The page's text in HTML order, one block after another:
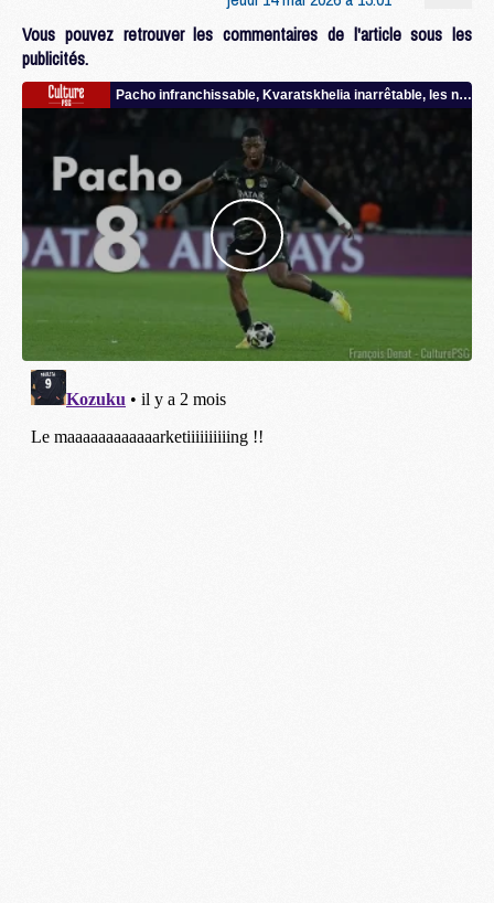
Vous pouvez retrouver les commentaires de l'article sous les
publicités.